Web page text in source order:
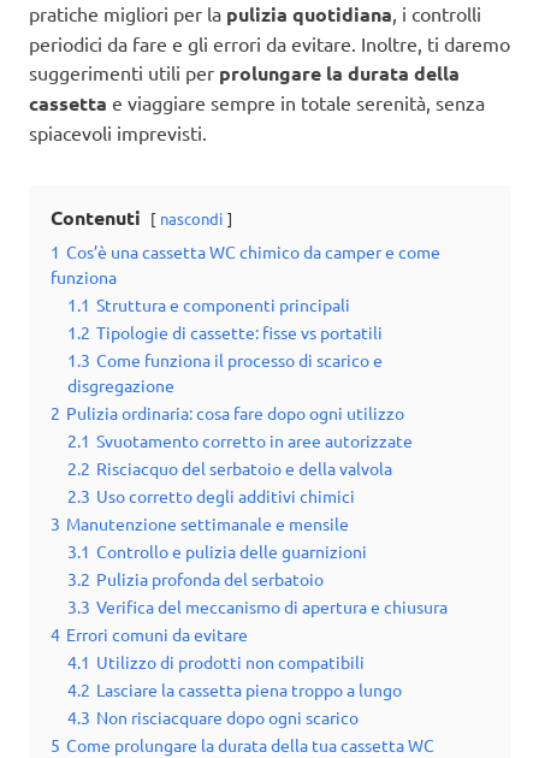
pratiche migliori per la pulizia quotidiana, i controlli
periodici da fare e gli errori da evitare. Inoltre, ti daremo
suggerimenti utili per prolungare la durata della
cassetta e viaggiare sempre in totale serenità, senza
spiacevoli imprevisti.
Contenuti nascondi
1 Cos’è una cassetta WC chimico da camper e come
funziona
1.1 Struttura e componenti principali
1.2 Tipologie di cassette: fisse vs portatili
1.3 Come funziona il processo di scarico e
disgregazione
2 Pulizia ordinaria: cosa fare dopo ogni utilizzo
2.1 Svuotamento corretto in aree autorizzate
2.2 Risciacquo del serbatoio e della valvola
2.3 Uso corretto degli additivi chimici
3 Manutenzione settimanale e mensile
3.1 Controllo e pulizia delle guarnizioni
3.2 Pulizia profonda del serbatoio
3.3 Verifica del meccanismo di apertura e chiusura
4 Errori comuni da evitare
4.1 Utilizzo di prodotti non compatibili
4.2 Lasciare la cassetta piena troppo a lungo
4.3 Non risciacquare dopo ogni scarico
5 Come prolungare la durata della tua cassetta WC